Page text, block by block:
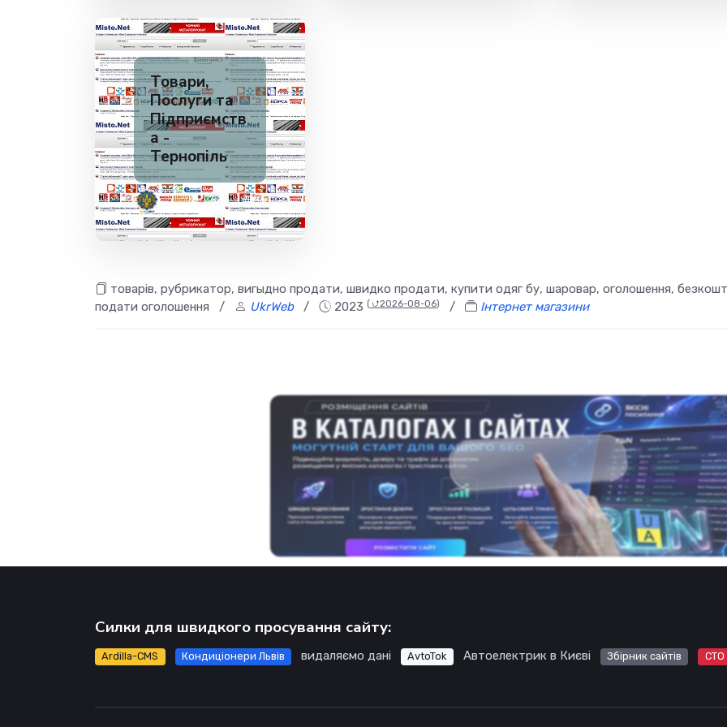
Товари,
Послуги та
Підприємств
а -
Тернопіль
✅ 200 19
товарів, рубрикатор, вигыдно продати, швидко продати, купити одяг бу, шаровар, оголошення,
подати оголошення / UkrWeb/ 2023 ( ⮍2026-08-06) / Інтернет магазини
Силки для швидкого просування сайту:
Ardilla-CMS Кондиціонери Львів видаляємо дані AvtoTok Автоелектрик в Києві Збірник сайтів СТО